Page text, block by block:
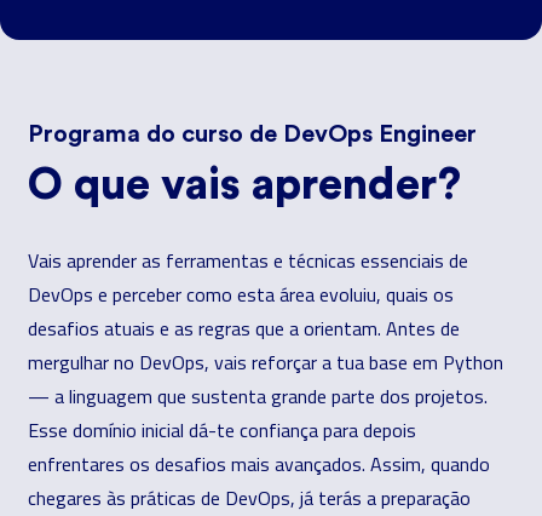
Programa do curso de DevOps Engineer
O que vais aprender?
Vais aprender as ferramentas e técnicas essenciais de
DevOps e perceber como esta área evoluiu, quais os
desafios atuais e as regras que a orientam. Antes de
mergulhar no DevOps, vais reforçar a tua base em Python
— a linguagem que sustenta grande parte dos projetos.
Esse domínio inicial dá-te confiança para depois
enfrentares os desafios mais avançados. Assim, quando
chegares às práticas de DevOps, já terás a preparação